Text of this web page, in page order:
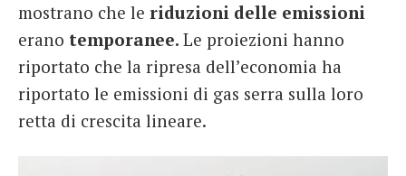
mostrano che le riduzioni delle emissioni
erano temporanee. Le proiezioni hanno
riportato che la ripresa dell’economia ha
riportato le emissioni di gas serra sulla loro
retta di crescita lineare.